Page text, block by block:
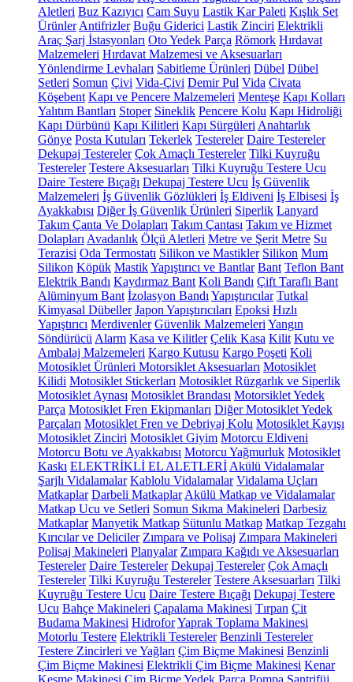
Aletleri Buz Kazıyıcı Cam Suyu Lastik Kar Paleti Kışlık Set
Ürünler Antifrizler Buğu Giderici Lastik Zinciri Elektrikli
Araç Şarj İstasyonları Oto Yedek Parça Römork Hırdavat
Malzemeleri Hırdavat Malzemesi ve Aksesuarları
Yönlendirme Levhaları Sabitleme Ürünleri Dübel Dübel
Setleri Somun Çivi Vida-Çivi Demir Pul Vida Civata
Köşebent Kapı ve Pencere Malzemeleri Menteşe Kapı Kolları
Yalıtım Bantları Stoper Sineklik Pencere Kolu Kapı Hidroliği
Kapı Dürbünü Kapı Kilitleri Kapı Sürgüleri Anahtarlık
Gönye Posta Kutuları Tekerlek Testereler Daire Testereler
Dekupaj Testereler Çok Amaçlı Testereler Tilki Kuyruğu
Testereler Testere Aksesuarları Tilki Kuyruğu Testere Ucu
Daire Testere Bıçağı Dekupaj Testere Ucu İş Güvenlik
Malzemeleri İş Güvenlik Gözlükleri İş Eldiveni İş Elbisesi İş
Ayakkabısı Diğer İş Güvenlik Ürünleri Siperlik Lanyard
Takım Çanta Ve Dolapları Takım Çantası Takım ve Hizmet
Dolapları Avadanlık Ölçü Aletleri Metre ve Şerit Metre Su
Terazisi Oda Termostatı Silikon ve Mastikler Silikon Mum
Silikon Köpük MastikYapıştırıcı ve Bantlar Bant Teflon Bant
Elektrik Bandı Kaydırmaz Bant Koli Bandı Çift Taraflı Bant
Alüminyum Bant İzolasyon Bandı Yapıştırıcılar Tutkal
Kimyasal Dübeller Japon Yapıştırıcıları Epoksi Hızlı
Yapıştırıcı Merdivenler Güvenlik Malzemeleri Yangın
Söndürücü Alarm Kasa ve Kilitler Çelik Kasa Kilit Kutu ve
Ambalaj Malzemeleri Kargo Kutusu Kargo Poşeti Koli
Motosiklet Ürünleri Motorsiklet Aksesuarları Motosiklet
Kilidi Motosiklet Stickerları Motosiklet Rüzgarlık ve Siperlik
Motosiklet Aynası Motosiklet Brandası Motorsiklet Yedek
Parça Motosiklet Fren Ekipmanları Diğer Motosiklet Yedek
Parçaları Motosiklet Fren ve Debriyaj Kolu Motosiklet Kayışı
Motosiklet Zinciri Motosiklet Giyim Motorcu Eldiveni
Motorcu Botu ve Ayakkabısı Motorcu Yağmurluk Motosiklet
Kaskı ELEKTRİKLİ EL ALETLERİ Akülü Vidalamalar
Şarjlı Vidalamalar Kablolu Vidalamalar Vidalama Uçları
Matkaplar Darbeli Matkaplar Akülü Matkap ve Vidalamalar
Matkap Ucu ve Setleri Somun Sıkma Makineleri Darbesiz
Matkaplar Manyetik Matkap Sütunlu Matkap Matkap Tezgahı
Kırıcılar ve Deliciler Zımpara ve Polisaj Zımpara Makineleri
Polisaj Makineleri Planyalar Zımpara Kağıdı ve Aksesuarları
Testereler Daire Testereler Dekupaj Testereler Çok Amaçlı
Testereler Tilki Kuyruğu Testereler Testere Aksesuarları Tilki
Kuyruğu Testere Ucu Daire Testere Bıçağı Dekupaj Testere
Ucu Bahçe Makineleri Çapalama Makinesi Tırpan Çit
Budama Makinesi HidroforYaprak Toplama Makinesi
Motorlu Testere Elektrikli Testereler Benzinli Testereler
Testere Zincirleri ve Yağları Çim Biçme Makinesi Benzinli
Çim Biçme Makinesi Elektrikli Çim Biçme Makinesi Kenar
Kesme Makinesi Çim Biçme Yedek Parça Pompa Santrifüj